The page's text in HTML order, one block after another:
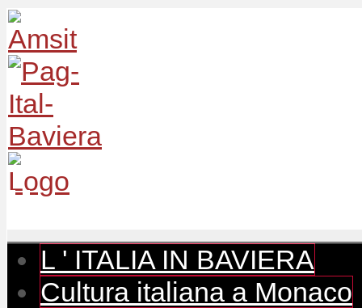
L ' ITALIA IN BAVIERA
Cultura italiana a Monaco